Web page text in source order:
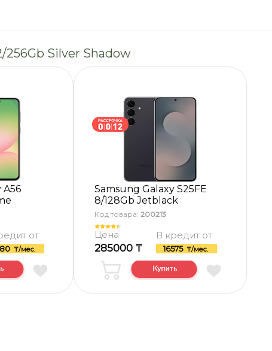
256Gb Silver Shadow
A56
от
₸/мес.
Samsung Galaxy S25FE
8/128Gb Jetblack
Код товара: 200213
Цена
285000 ₸
В кредит от
16575 ₸/мес.